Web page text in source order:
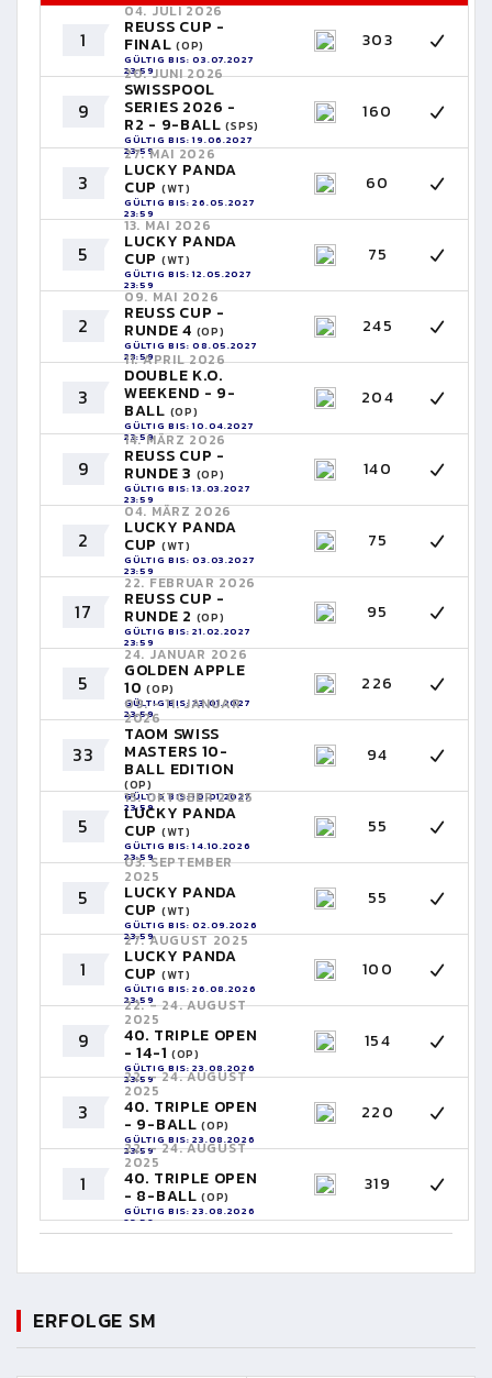
1
04. JULI 2026
REUSS CUP -
FINAL(OP)
GÜLTIG BIS: 03.07.2027
23:59
303
9
20. JUNI 2026
SWISSPOOL
SERIES 2026 -
R2 - 9-BALL(SPS)
GÜLTIG BIS: 19.06.2027
23:59
160
3
27. MAI 2026
LUCKY PANDA
CUP (WT)
GÜLTIG BIS: 26.05.2027
23:59
60
5
13. MAI 2026
LUCKY PANDA
CUP (WT)
GÜLTIG BIS: 12.05.2027
23:59
75
2
09. MAI 2026
REUSS CUP -
RUNDE 4 (OP)
GÜLTIG BIS: 08.05.2027
23:59
245
3
11. APRIL 2026
DOUBLE K.O.
WEEKEND - 9-
BALL (OP)
GÜLTIG BIS: 10.04.2027
23:59
204
9
14. MÄRZ 2026
REUSS CUP -
RUNDE 3 (OP)
GÜLTIG BIS: 13.03.2027
23:59
140
2
04. MÄRZ 2026
LUCKY PANDA
CUP (WT)
GÜLTIG BIS: 03.03.2027
23:59
75
17
22. FEBRUAR 2026
REUSS CUP -
RUNDE 2 (OP)
GÜLTIG BIS: 21.02.2027
23:59
95
5
24. JANUAR 2026
GOLDEN APPLE
10(OP)
GÜLTIG BIS: 23.01.2027
23:59
226
33
09. - 11. JANUAR
2026
TAOM SWISS
MASTERS 10-
BALL EDITION
(OP)
GÜLTIG BIS: 10.01.2027
23:59
94
5
15. OKTOBER 2025
LUCKY PANDA
CUP (WT)
GÜLTIG BIS: 14.10.2026
23:59
55
5
03. SEPTEMBER
2025
LUCKY PANDA
CUP (WT)
GÜLTIG BIS: 02.09.2026
23:59
55
1
27. AUGUST 2025
LUCKY PANDA
CUP (WT)
GÜLTIG BIS: 26.08.2026
23:59
100
9
22. - 24. AUGUST
2025
40. TRIPLE OPEN
- 14-1 (OP)
GÜLTIG BIS: 23.08.2026
23:59
154
3
22. - 24. AUGUST
2025
40. TRIPLE OPEN
- 9-BALL(OP)
GÜLTIG BIS: 23.08.2026
23:59
220
1
22. - 24. AUGUST
2025
40. TRIPLE OPEN
- 8-BALL(OP)
GÜLTIG BIS: 23.08.2026
23:59
319
ERFOLGE SM